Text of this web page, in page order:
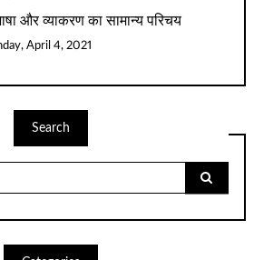
और व्याकरण का सामान्य परिचय
April 4, 2021
Search